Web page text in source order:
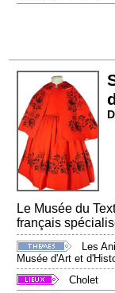
Le Musée du
français
Les
Musée d'Art et
Cholet